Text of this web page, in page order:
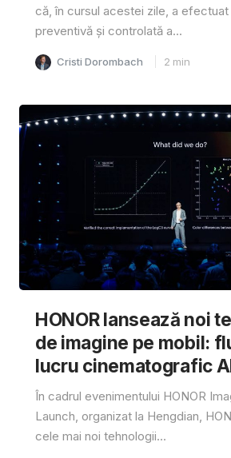
că, în cursul acestei zile, a efectuat
preventivă și controlată a...
Cristi Dorombach 2 min
HONOR lansează noi
de imagine pe mobil:
lucru cinematografic
În cadrul evenimentului HONOR
Launch, organizat la Hengdian,
cele mai noi tehnologii...